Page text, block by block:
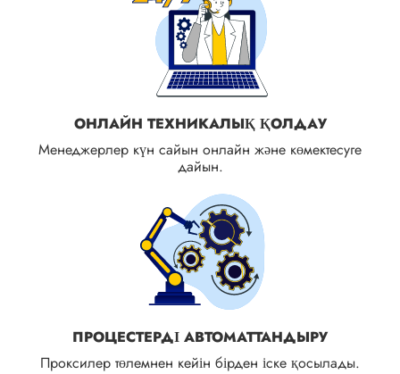
ОНЛАЙН ТЕХНИКАЛЫҚ ҚОЛДАУ
Менеджерлер күн сайын онлайн және көмектесуге
дайын.
ПРОЦЕСТЕРДІ АВТОМАТТАНДЫРУ
Проксилер төлемнен кейін бірден іске қосылады.